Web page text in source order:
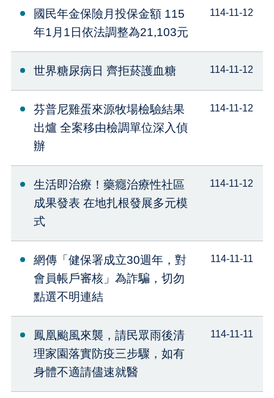
國民年金保險月投保金額 115
年1月1日依法調整為21,103元
114-11-12
世界糖尿病日 齊拒菸護血糖 114-11-12
芬普尼雞蛋來源牧場檢驗結果
出爐 全案移由檢調單位深入偵
辦
114-11-12
生活即治療！藥癮治療性社區
成果發表 在地扎根發展多元模
式
114-11-12
網傳「健保署成立30週年，對
會員帳戶審核」為詐騙，切勿
點選不明連結
114-11-11
鳳凰颱風來襲，請民眾雨後清
理家園落實防疫三步驟，如有
身體不適請儘速就醫
114-11-11